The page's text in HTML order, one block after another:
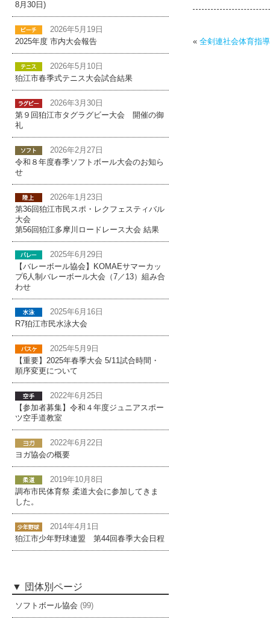
« 全剣連社会体育指
8月30日)
2026年5月19日
2025年度 市内大会報告
2026年5月10日
狛江市春季式テニス大会試合結果
2026年3月30日
第９回狛江市タグラグビー大会 開催の御
礼
2026年2月27日
令和８年度春季ソフトボール大会のお知ら
せ
2026年1月23日
第36回狛江市民スポ・レクフェスティバル
大会
第56回狛江多摩川ロードレース大会 結果
2025年6月29日
【バレーボール協会】KOMAEサマーカッ
プ6人制バレーボール大会（7／13）組み合
わせ
2025年6月16日
R7狛江市民水泳大会
2025年5月9日
【重要】2025年春季大会 5/11試合時間・
順序変更について
2022年6月25日
【参加者募集】令和４年度ジュニアスポー
ツ空手道教室
2022年6月22日
ヨガ協会の概要
2019年10月8日
調布市民体育祭 柔道大会に参加してきま
した。
2014年4月1日
狛江市少年野球連盟 第44回春季大会日程
団体別ページ
ソフトボール協会 (99)